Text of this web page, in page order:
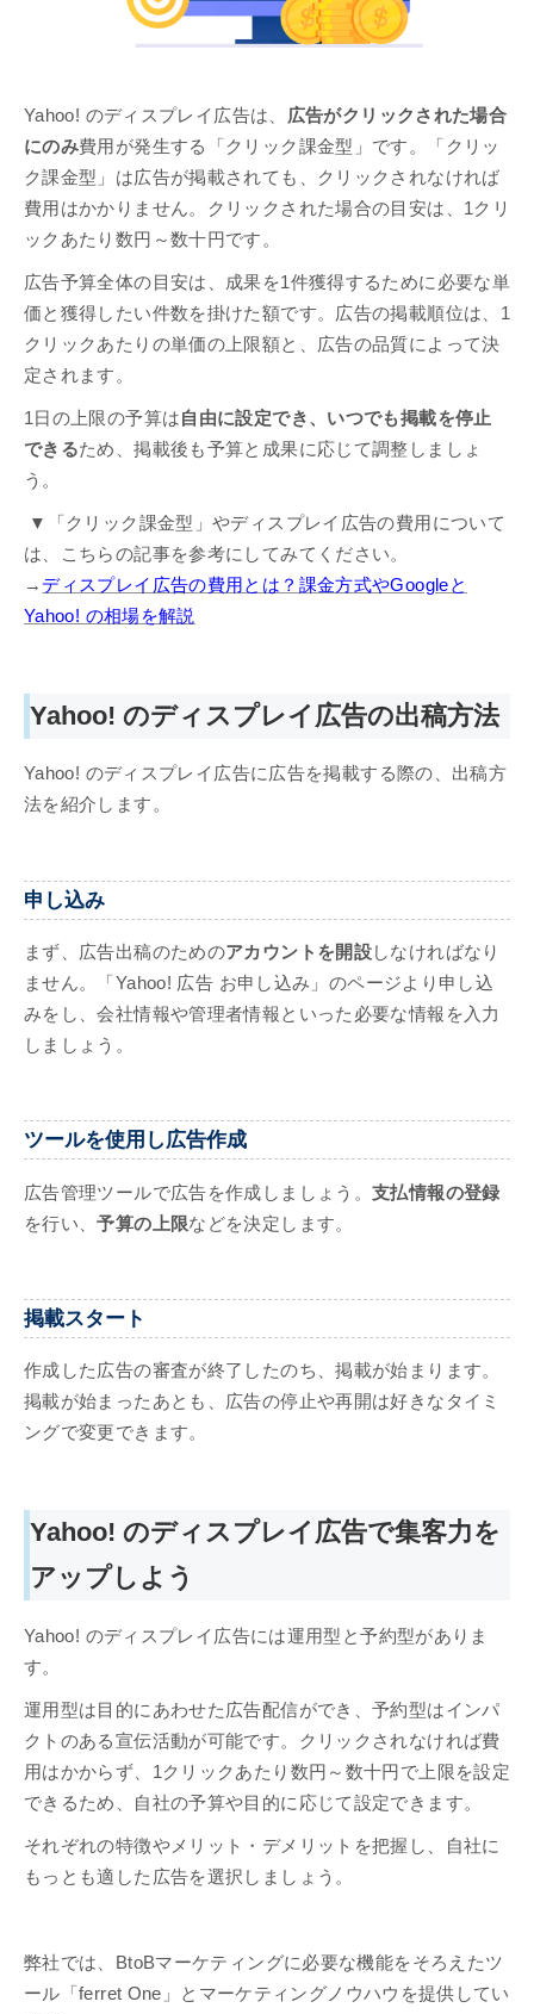
Yahoo! のディスプレイ広告は、 広告がクリックされた場合
にのみ費用が発生する「クリック課金型」です。「クリッ
ク課金型」は広告が掲載されても、クリックされなければ
費用はかかりません。クリックされた場合の目安は、1クリ
ックあたり数円～数十円です。
広告予算全体の目安は、成果を1件獲得するために必要な単
価と獲得したい件数を掛けた額です。広告の掲載順位は、1
クリックあたりの単価の上限額と、広告の品質によって決
定されます。
1日の上限の予算は自由に設定でき、いつでも掲載を停止
できるため、掲載後も予算と成果に応じて調整しましょ
う。
▼「クリック課金型」やディスプレイ広告の費用について
は、こちらの記事を参考にしてみてください。
→ ディスプレイ広告の費用とは？課金方式やGoogleと
Yahoo! の相場を解説
Yahoo! のディスプレイ広告の出稿方法
Yahoo! のディスプレイ広告に広告を掲載する際の、出稿方
法を紹介します。
申し込み
まず、広告出稿のためのアカウントを開設しなければなり
ません。「Yahoo! 広告 お申し込み」のページより申し込
みをし、会社情報や管理者情報といった必要な情報を入力
しましょう。
ツールを使用し広告作成
広告管理ツールで広告を作成しましょう。支払情報の登録
を行い、予算の上限などを決定します。
掲載スタート
作成した広告の審査が終了したのち、掲載が始まります。
掲載が始まったあとも、広告の停止や再開は好きなタイミ
ングで変更できます。
Yahoo! のディスプレイ広告で集客力を
アップしよう
Yahoo! のディスプレイ広告には運用型と予約型がありま
す。
運用型は目的にあわせた広告配信ができ、予約型はインパ
クトのある宣伝活動が可能です。クリックされなければ費
用はかからず、1クリックあたり数円～数十円で上限を設定
できるため、自社の予算や目的に応じて設定できます。
それぞれの特徴やメリット・デメリットを把握し、自社に
もっとも適した広告を選択しましょう。
弊社では、BtoBマーケティングに必要な機能をそろえたツ
ール「ferret One」とマーケティングノウハウを提供してい